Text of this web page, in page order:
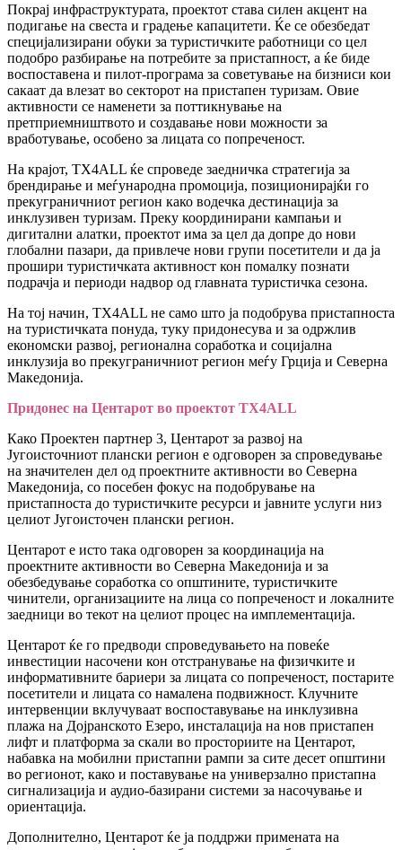
Покрај инфраструктурата, проектот става силен акцент на
подигање на свеста и градење капацитети. Ќе се обезбедат
специјализирани обуки за туристичките работници со цел
подобро разбирање на потребите за пристапност, а ќе биде
воспоставена и пилот-програма за советување на бизниси кои
сакаат да влезат во секторот на пристапен туризам. Овие
активности се наменети за поттикнување на
претприемништвото и создавање нови можности за
вработување, особено за лицата со попреченост.
На крајот, TX4ALL ќе спроведе заедничка стратегија за
брендирање и меѓународна промоција, позиционирајќи го
прекуграничниот регион како водечка дестинација за
инклузивен туризам. Преку координирани кампањи и
дигитални алатки, проектот има за цел да допре до нови
глобални пазари, да привлече нови групи посетители и да ја
прошири туристичката активност кон помалку познати
подрачја и периоди надвор од главната туристичка сезона.
На тој начин, TX4ALL не само што ја подобрува пристапноста
на туристичката понуда, туку придонесува и за одржлив
економски развој, регионална соработка и социјална
инклузија во прекуграничниот регион меѓу Грција и Северна
Македонија.
Придонес на Центарот во проектот TX4ALL
Како Проектен партнер 3, Центарот за развој на
Југоисточниот плански регион е одговорен за спроведување
на значителен дел од проектните активности во Северна
Македонија, со посебен фокус на подобрување на
пристапноста до туристичките ресурси и јавните услуги низ
целиот Југоисточен плански регион.
Центарот е исто така одговорен за координација на
проектните активности во Северна Македонија и за
обезбедување соработка со општините, туристичките
чинители, организациите на лица со попреченост и локалните
заедници во текот на целиот процес на имплементација.
Центарот ќе го предводи спроведувањето на повеќе
инвестиции насочени кон отстранување на физичките и
информативните бариери за лицата со попреченост, постарите
посетители и лицата со намалена подвижност. Клучните
интервенции вклучуваат воспоставување на инклузивна
плажа на Дојранското Езеро, инсталација на нов пристапен
лифт и платформа за скали во просториите на Центарот,
набавка на мобилни пристапни рампи за сите десет општини
во регионот, како и поставување на универзално пристапна
сигнализација и аудио-базирани системи за насочување и
ориентација.
Дополнително, Центарот ќе ја поддржи примената на